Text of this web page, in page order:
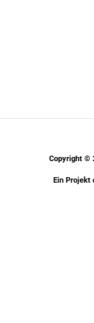
Copyright ©
Ein Projekt